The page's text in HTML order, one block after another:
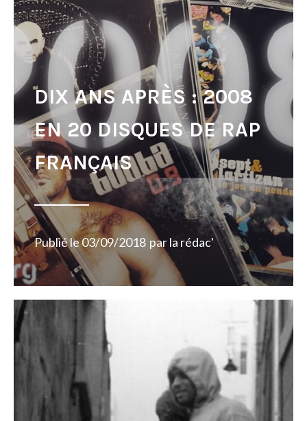
DIX ANS APRÈS : 2008
EN 20 DISQUES DE RAP
FRANÇAIS
Publié le03/09/2018 parla rédac'